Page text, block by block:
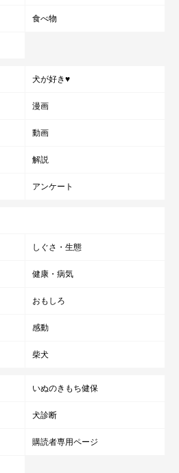
食べ物
犬が好き♥
漫画
動画
解説
アンケート
しぐさ・生態
健康・病気
おもしろ
感動
柴犬
いぬのきもち健保
犬診断
購読者専用ページ